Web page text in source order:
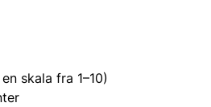
skala fra 1–10)